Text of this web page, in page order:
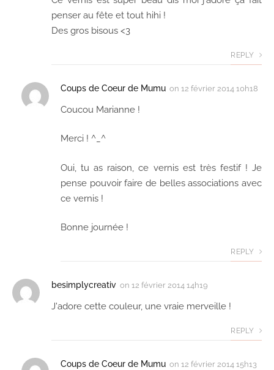
penser au fête et tout hihi !
Des gros bisous <3
REPLY
Coups de Coeur de Mumu on 12 février 2014 10h18
Coucou Marianne !
Merci ! ^_^
Oui, tu as raison, ce vernis est très festif ! Je
pense pouvoir faire de belles associations avec
ce vernis !
Bonne journée !
REPLY
besimplycreativ on 12 février 2014 14h19
J'adore cette couleur, une vraie merveille !
REPLY
Coups de Coeur de Mumu on 12 février 2014 15h13